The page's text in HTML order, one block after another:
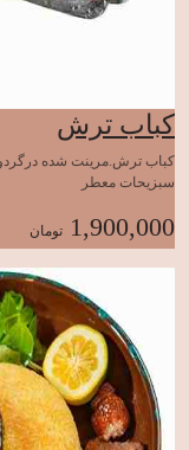
کباب ترش
کباب ترش.مرینت شده
سبزیحات معطر
1,900,000 تومان